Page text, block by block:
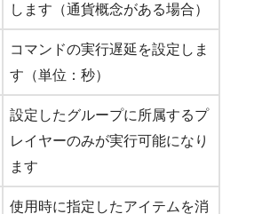
します（通貨概念がある場合）
コマンドの実行遅延を設定しま
す（単位：秒）
設定したグループに所属するプ
レイヤーのみが実行可能になり
ます
使用時に指定したアイテムを消